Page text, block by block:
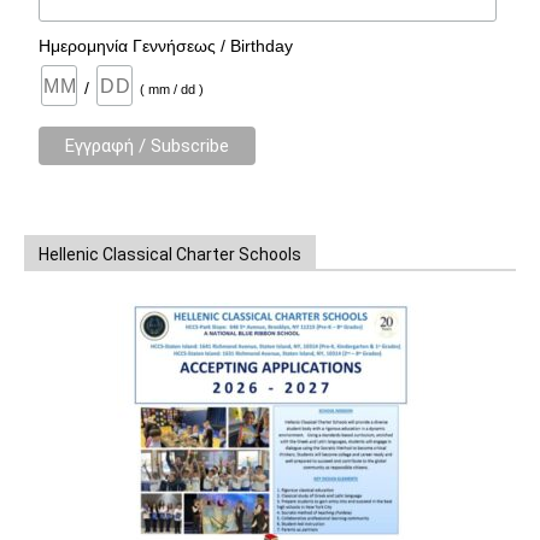
Ημερομηνία Γεννήσεως / Birthday
/ ( mm / dd )
Hellenic Classical Charter Schools